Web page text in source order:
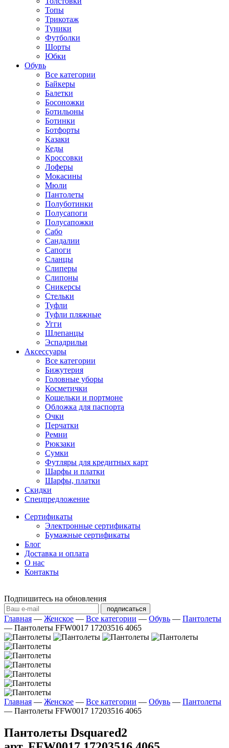
Топы
Трикотаж
Туники
Футболки
Шорты
Юбки
Обувь
Все категории
Байкеры
Балетки
Босоножки
Ботильоны
Ботинки
Ботфорты
Казаки
Кеды
Кроссовки
Лоферы
Мокасины
Мюли
Пантолеты
Полуботинки
Полусапоги
Полусапожки
Сабо
Сандалии
Сапоги
Сланцы
Слиперы
Слипоны
Сникерсы
Стельки
Туфли
Туфли пляжные
Угги
Шлепанцы
Эспадрильи
Аксессуары
Все категории
Бижутерия
Головные уборы
Косметички
Кошельки и портмоне
Обложка для паспорта
Очки
Перчатки
Ремни
Рюкзаки
Сумки
Футляры для кредитных карт
Шарфы и платки
Шарфы, платки
Скидки
Спецпредложение
Сертификаты
Электронные сертификаты
Бумажные сертификаты
Блог
Доставка и оплата
О нас
Контакты
Подпишитесь на обновления
подписаться
Главная — Женское — Все категории — Обувь — Пантолеты
— Пантолеты FFW0017 17203516 4065
Главная — Женское — Все категории — Обувь — Пантолеты
— Пантолеты FFW0017 17203516 4065
Пантолеты Dsquared2